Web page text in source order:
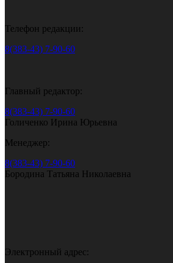
Телефон редакции:
8(383-43) 7-90-60
Главный редактор:
8(383-43) 7-90-60
Голиченко Ирина Юрьевна
Менеджер:
8(383-43) 7-90-60
Бородина Татьяна Николаевна
Электронный адрес: